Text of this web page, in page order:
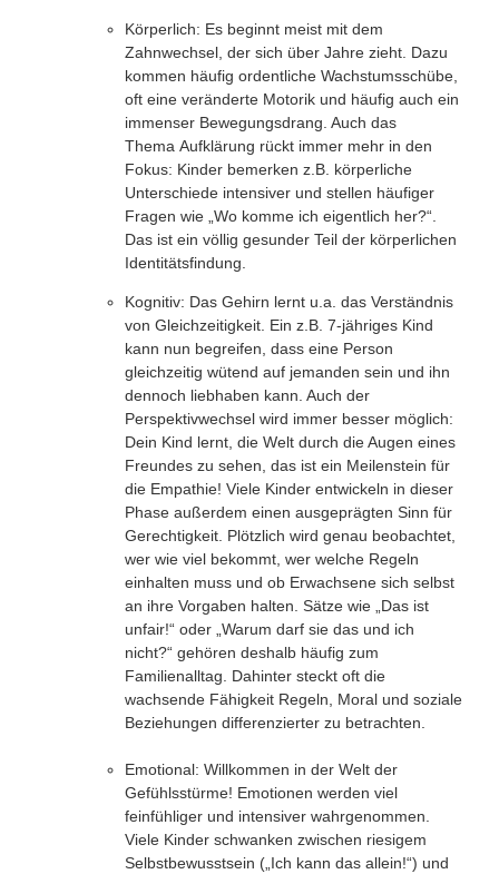
Körperlich: Es beginnt meist mit dem
Zahnwechsel, der sich über Jahre zieht. Dazu
kommen häufig ordentliche Wachstumsschübe,
oft eine veränderte Motorik und häufig auch ein
immenser Bewegungsdrang. Auch das
ThemaAufklärung rückt immer mehr in den
Fokus: Kinder bemerken z.B. körperliche
Unterschiede intensiver und stellen häufiger
Fragen wie „Wo komme ich eigentlich her?“.
Das ist ein völlig gesunder Teil der körperlichen
Identitätsfindung.
Kognitiv: Das Gehirn lernt u.a. dasVerständnis
von Gleichzeitigkeit. Ein z.B. 7-jähriges Kind
kann nun begreifen, dass eine Person
gleichzeitig wütend auf jemanden sein und ihn
dennoch liebhaben kann. Auch der
Perspektivwechsel wird immer besser möglich:
Dein Kind lernt, die Welt durch die Augen eines
Freundes zu sehen, das ist ein Meilenstein für
die Empathie! Viele Kinder entwickeln in dieser
Phase außerdem einen ausgeprägten Sinn für
Gerechtigkeit. Plötzlich wird genau beobachtet,
wer wie viel bekommt, wer welche Regeln
einhalten muss und ob Erwachsene sich selbst
an ihre Vorgaben halten. Sätze wie „Das ist
unfair!“ oder „Warum darf sie das und ich
nicht?“ gehören deshalb häufig zum
Familienalltag. Dahinter steckt oft die
wachsende Fähigkeit Regeln, Moral und soziale
Beziehungen differenzierter zu betrachten.
Emotional: Willkommen in der Welt der
Gefühlsstürme! Emotionen werden viel
feinfühliger und intensiver wahrgenommen.
Viele Kinder schwanken zwischen riesigem
Selbstbewusstsein („Ich kann das allein!“) und